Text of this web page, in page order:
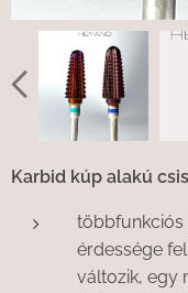
Karbid kúp alakú
többfunkciós
érdessége
változik, egy